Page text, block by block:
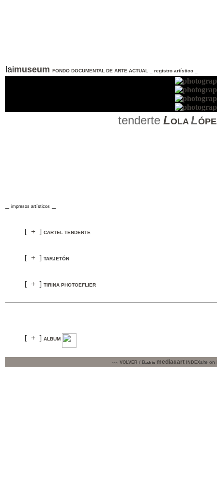
laimuseum FONDO DOCUMENTAL DE ARTE ACTUAL _ registro artístico _
tenderte LOLA L
impresos artísticos
[ + ] CARTEL TENDERTE
[ + ] TARJETÓN
[ + ] TIRINA PHOTOEFLIER
[ + ] ALBUM
<<< VOLVER / Back to media&art INDEXsite on